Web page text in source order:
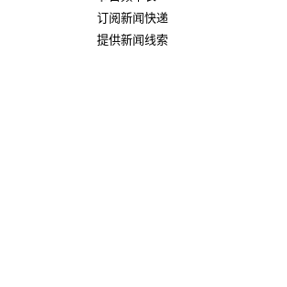
订阅新闻快递
提供新闻线索